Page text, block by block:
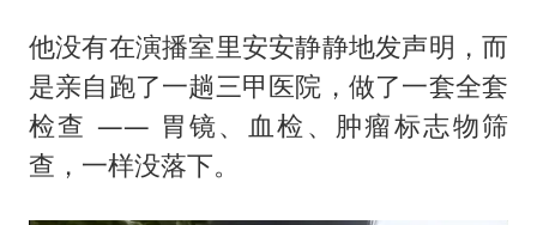
他没有在演播室里安安静静地发声明，而
是亲自跑了一趟三甲医院，做了一套全套
检查 —— 胃镜、血检、肿瘤标志物筛
查，一样没落下。